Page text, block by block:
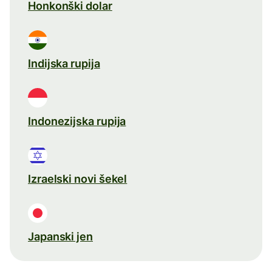
Honkonški dolar
Indijska rupija
Indonezijska rupija
Izraelski novi šekel
Japanski jen